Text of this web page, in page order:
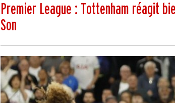
Premier League : Tottenham réagit
Son